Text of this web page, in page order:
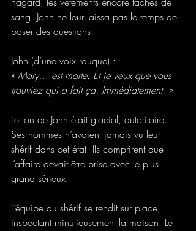
sang. John ne leur laissa pas le temps de
poser des questions.
John (d’une voix rauque) :
« Mary… est morte. Et je veux que vous
trouviez qui a fait ça. Immédiatement. »
Le ton de John était glacial, autoritaire.
Ses hommes n’avaient jamais vu leur
shérif dans cet état. Ils comprirent que
l’affaire devait être prise avec le plus
grand sérieux.
L’équipe du shérif se rendit sur place,
inspectant minutieusement la maison. Le